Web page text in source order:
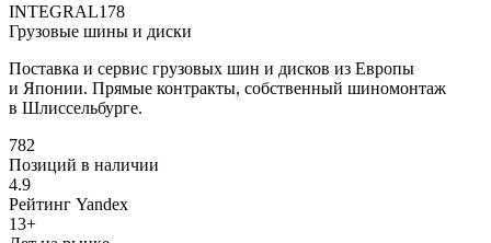
INTEGRAL178
Грузовые шины и диски
Поставка и сервис грузовых шин и дисков из Европы
и Японии. Прямые контракты, собственный шиномонтаж
в Шлиссельбурге.
782
Позиций в наличии
4.9
Рейтинг Yandex
13+